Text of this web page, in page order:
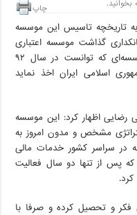
چاپ
به تاریخچه تاسیس این موسسه
گذاشت موسسه اعتباری
کوثر بود، ولی پس از ۱۵ سال اولین موسسه‌ای که توانست در سال ۹۲
اسلامی ایران اخذ نماید
رضایی اظهار کرد: این موسسه
با استراتژی مشخص و مدون امروز به
توانسته است با ایجاد ۳۵۰ شعبه در سراسر کشور خدمات مالی
که پس از تنها دو سال فعالیت
فکر و تحصیل کرده و صرفا با